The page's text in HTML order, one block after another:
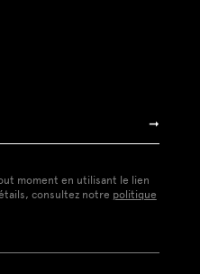
➞
moment en utilisant le lien
consultez notre politique